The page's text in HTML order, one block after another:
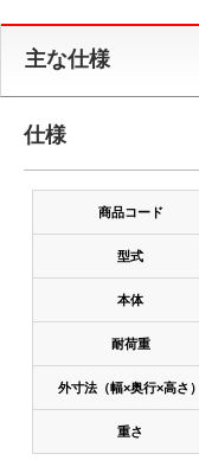
主な仕様
仕様
商品コード
型式
本体
耐荷重
外寸法（幅×奥行×高さ）
重さ